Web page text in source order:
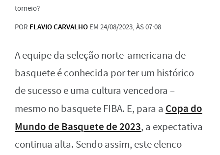
torneio?
POR FLAVIO CARVALHO EM 24/08/2023, ÀS 07:08
A equipe da seleção norte-americana de
basquete é conhecida por ter um histórico
de sucesso e uma cultura vencedora –
mesmo no basquete FIBA. E, para a Copa do
Mundo de Basquete de 2023, a expectativa
continua alta. Sendo assim, este elenco